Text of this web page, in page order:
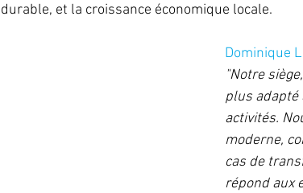
durable, et la croissance économique locale.
Dominique
"Notre
plus adapté
activités.
moderne,
cas de
répond aux